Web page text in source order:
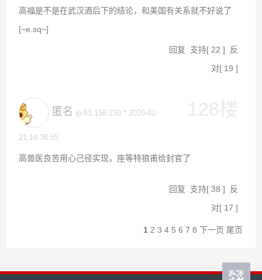
高福是不是在武汉酒后下的结论，和美国有关系就不好说了
[~e.sq~]
回复 支持[ 22]
反
对[ 19]
匿名 ip:61.158.230.* 2020-02-
21 14:36:55
高兽医良苦用心己径实现，座等特狼甫给封官了
回复 支持[ 38]
反
对[ 17]
1 2 3 4 5 6 7 8 下一页 尾页